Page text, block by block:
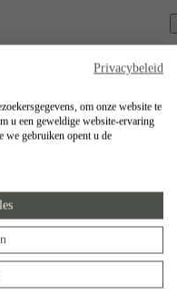
Privacybeleid
om onze website te
u een geweldige website-ervaring
we gebruiken opent u de